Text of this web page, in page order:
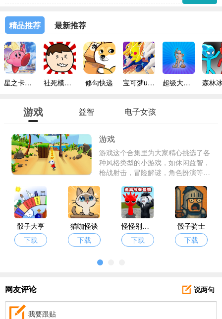
精品推荐 最新推荐
星之卡比镜之迷宫手机版 社死模拟器无广告版 修勾快递 宝可梦unite 超级大富翁
游戏 益智 电子女孩
游戏
游戏这个合集里为大家精心挑选了各
种风格类型的小游戏，如休闲益智，
枪战射击，冒险解谜，角色扮演等
找到，都是很多用户精心推荐，获得
很多好评的游戏哦，不占手机很多内
存的，快来看看吧。
骰子大亨
下载
猫咖怪谈
下载
怪怪别过来
下载
骰子骑士
下载
网友评论 说两句
我要跟贴